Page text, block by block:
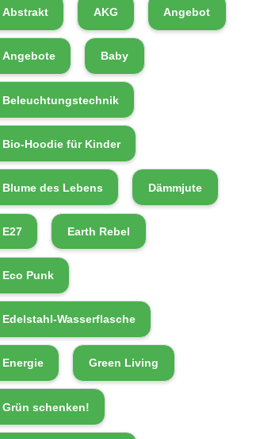
Abstrakt AKG Angebot
Angebote Baby
Beleuchtungstechnik
Bio-Hoodie für Kinder
Blume des Lebens Dämmjute
E27 Earth Rebel
Eco Punk
Edelstahl-Wasserflasche
Energie Green Living
Grün schenken!